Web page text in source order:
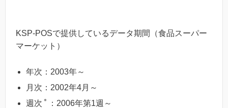
KSP-POSで提供しているデータ期間（食品スーパー
マーケット）
年次：2003年～
月次：2002年4月～
週次 ＊ ：2006年第1週～